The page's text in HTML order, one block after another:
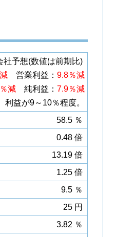
社予想(数値は前期比)
営業利益： 9.8％減
減 純利益： 7.9％減
益が9～10％程度。
58.5 ％
0.48 倍
13.19 倍
1.25 倍
9.5 ％
25 円
3.82 ％